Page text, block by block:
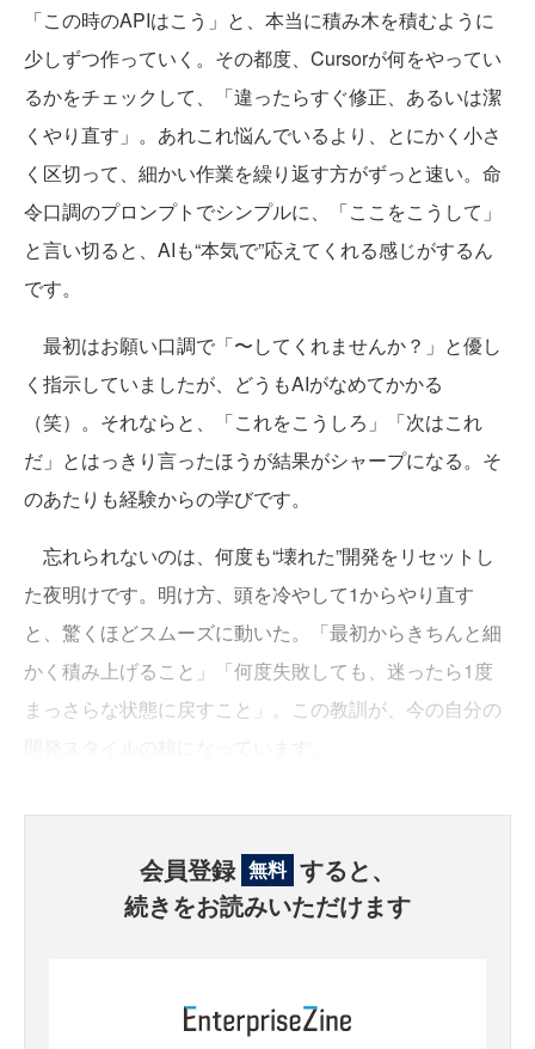
「この時のAPIはこう」と、本当に積み木を積むように
少しずつ作っていく。その都度、Cursorが何をやってい
るかをチェックして、「違ったらすぐ修正、あるいは潔
くやり直す」。あれこれ悩んでいるより、とにかく小さ
く区切って、細かい作業を繰り返す方がずっと速い。命
令口調のプロンプトでシンプルに、「ここをこうして」
と言い切ると、AIも“本気で”応えてくれる感じがするん
です。
最初はお願い口調で「〜してくれませんか？」と優し
く指示していましたが、どうもAIがなめてかかる
（笑）。それならと、「これをこうしろ」「次はこれ
だ」とはっきり言ったほうが結果がシャープになる。そ
のあたりも経験からの学びです。
忘れられないのは、何度も“壊れた”開発をリセットし
た夜明けです。明け方、頭を冷やして1からやり直す
と、驚くほどスムーズに動いた。「最初からきちんと細
かく積み上げること」「何度失敗しても、迷ったら1度
まっさらな状態に戻すこと」。この教訓が、今の自分の
会員登録 無料 すると、
続きをお読みいただけます